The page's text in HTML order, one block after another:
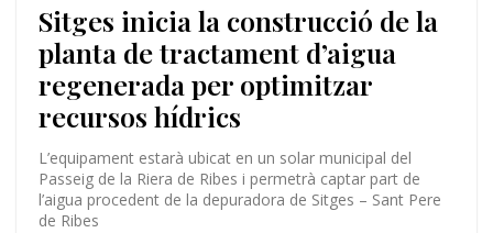
Sitges inicia la construcció de la
planta de tractament d’aigua
regenerada per optimitzar
recursos hídrics
L’equipament estarà ubicat en un solar municipal del
Passeig de la Riera de Ribes i permetrà captar part de
l’aigua procedent de la depuradora de Sitges – Sant Pere
de Ribes